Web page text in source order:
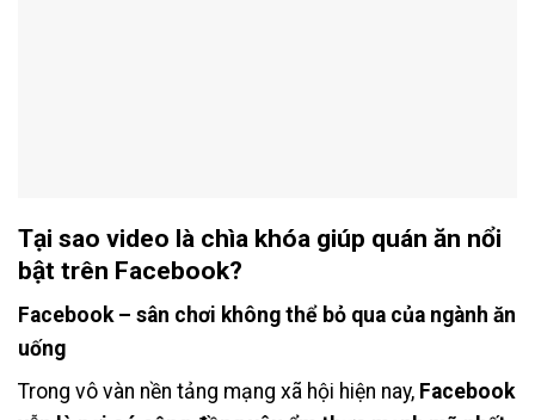
Tại sao video là chìa khóa giúp quán ăn nổi
bật trên Facebook?
Facebook – sân chơi không thể bỏ qua của ngành ăn
uống
Trong vô vàn nền tảng mạng xã hội hiện nay, Facebook